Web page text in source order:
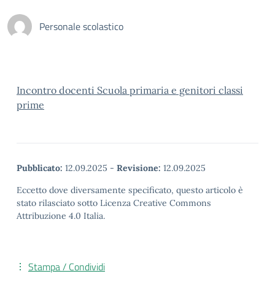
Personale scolastico
Incontro docenti Scuola primaria e genitori classi
prime
Pubblicato: 12.09.2025 - Revisione: 12.09.2025
Eccetto dove diversamente specificato, questo articolo è
stato rilasciato sotto Licenza Creative Commons
Attribuzione 4.0 Italia.
Stampa / Condividi